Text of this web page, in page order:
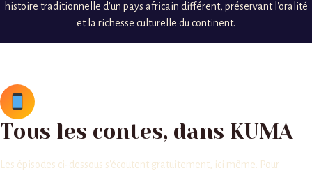
histoire traditionnelle d'un pays africain différent, préservant l'oralité
et la richesse culturelle du continent.
Tous les contes, dans KUMA
Les épisodes ci-dessous s'écoutent gratuitement, ici même. Pour